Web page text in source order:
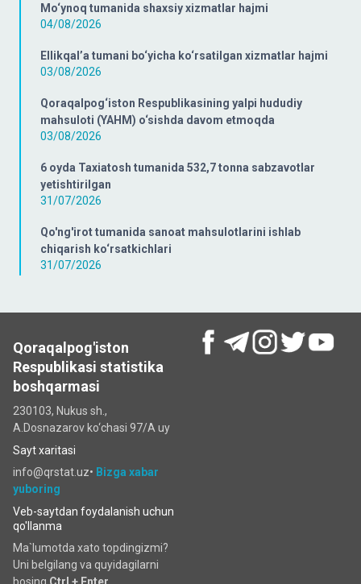
Mo‘ynoq tumanida shaxsiy xizmatlar hajmi
04/08/2026
Ellikqal’a tumani bo‘yicha ko‘rsatilgan xizmatlar hajmi
03/08/2026
Qoraqalpog‘iston Respublikasining yalpi hududiy
mahsuloti (YAHM) o‘sishda davom etmoqda
03/08/2026
6 oyda Taxiatosh tumanida 532,7 tonna sabzavotlar
yetishtirilgan
31/07/2026
Qo'ng'irot tumanida sanoat mahsulotlarini ishlab
chiqarish ko‘rsatkichlari
31/07/2026
Qoraqalpog'iston
Respublikasi statistika
boshqarmasi
230103, Nukus sh.,
A.Dosnazarov ko‘chаsi 97/A uy
Sayt xaritasi
info@qrstat.uz• Bizga xabar
yuboring
Veb-saytdan foydalanish uchun
qo'llanma
Ma`lumotda xato topdingizmi?
Uni belgilang va quyidagilarni